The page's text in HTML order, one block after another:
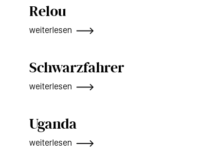
Relou
weiterlesen
Schwarzfahrer
weiterlesen
Uganda
weiterlesen